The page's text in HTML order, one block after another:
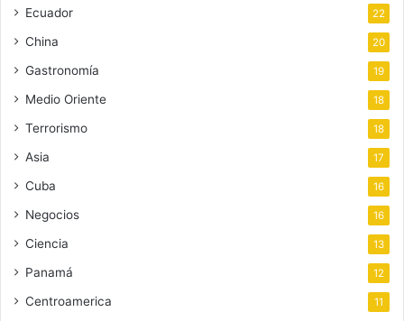
Ecuador 22
China 20
Gastronomía 19
Medio Oriente 18
Terrorismo 18
Asia 17
Cuba 16
Negocios 16
Ciencia 13
Panamá 12
Centroamerica 11